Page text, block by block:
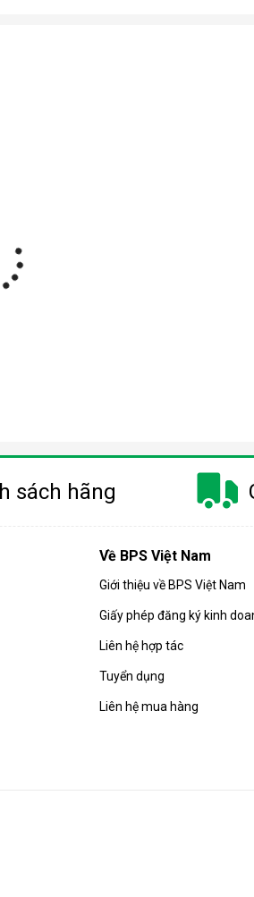
sách hãng
Về BPS Việt Nam
Giới thiệu về BPS Việt Nam
Giấy phép đăng ký kinh
Liên hệ hợp tác
Tuyển dụng
Liên hệ mua hàng